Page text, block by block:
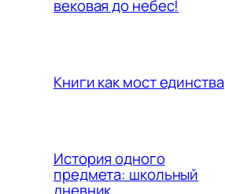
вековая до небес!
Книги как мост единства
История одного
предмета: школьный